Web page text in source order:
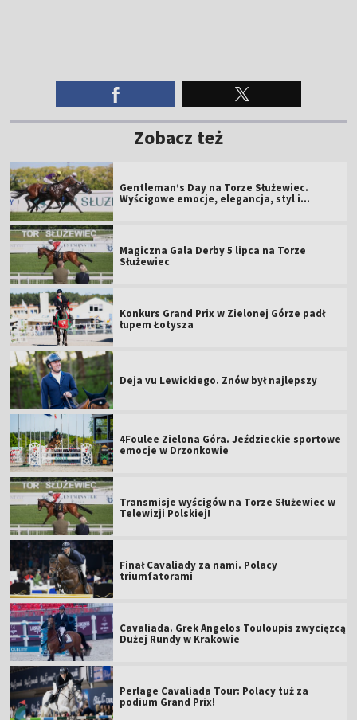
Zobacz też
Gentleman’s Day na Torze Służewiec.
Wyścigowe emocje, elegancja, styl i
Magiczna Gala Derby 5 lipca na Torze
Służewiec
Konkurs Grand Prix w Zielonej Górze padł
łupem Łotysza
Deja vu Lewickiego. Znów był najlepszy
4Foulee Zielona Góra. Jeździeckie sportowe
emocje w Drzonkowie
Transmisje wyścigów na Torze Służewiec w
Telewizji Polskiej!
Finał Cavaliady za nami. Polacy
triumfatorami
Cavaliada. Grek Angelos Touloupis zwycięzcą
Dużej Rundy w Krakowie
Perlage Cavaliada Tour: Polacy tuż za
podium Grand Prix!